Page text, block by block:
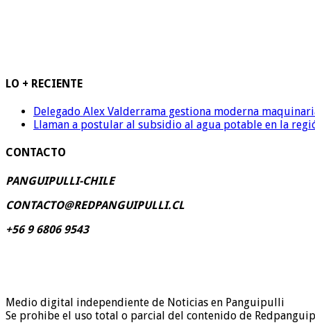
LO + RECIENTE
Delegado Alex Valderrama gestiona moderna
Llaman a postular al subsidio al agua potable en la
CONTACTO
PANGUIPULLI-CHILE
CONTACTO@REDPANGUIPULLI.CL
+56 9 6806 9543
Medio digital independiente de Noticias en Panguipulli
Se prohibe el uso total o parcial del contenido de